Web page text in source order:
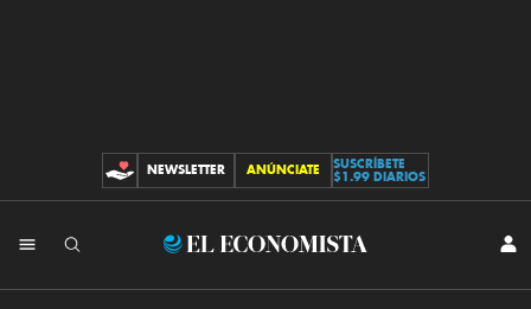
CONTRIBUCIONES
NEWSLETTER ANÚNCIATE
SUSCRÍBETE
$1.99 DIARIOS
El